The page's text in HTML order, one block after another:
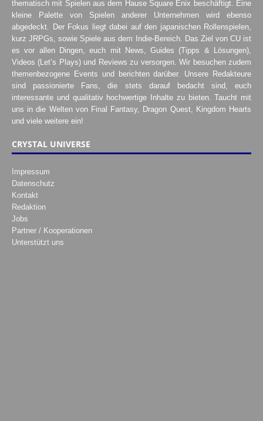
thematisch mit Spielen aus dem Hause Square Enix beschäftigt. Eine
kleine Palette von Spielen anderer Unternehmen wird ebenso
abgedeckt. Der Fokus liegt dabei auf den japanischen Rollenspielen,
kurz JRPGs, sowie Spiele aus dem Indie-Bereich. Das Ziel von CU ist
es vor allen Dingen, euch mit News, Guides (Tipps & Lösungen),
Videos (Let’s Plays) und Reviews zu versorgen. Wir besuchen zudem
themenbezogene Events und berichten darüber. Unsere Redakteure
sind passionierte Fans, die stets darauf bedacht sind, euch
interessante und qualitativ hochwertige Inhalte zu bieten. Taucht mit
uns in die Welten von Final Fantasy, Dragon Quest, Kingdom Hearts
und viele weitere ein!
CRYSTAL UNIVERSE
Impressum
Datenschutz
Kontakt
Redaktion
Jobs
Partner / Kooperationen
Unterstützt uns